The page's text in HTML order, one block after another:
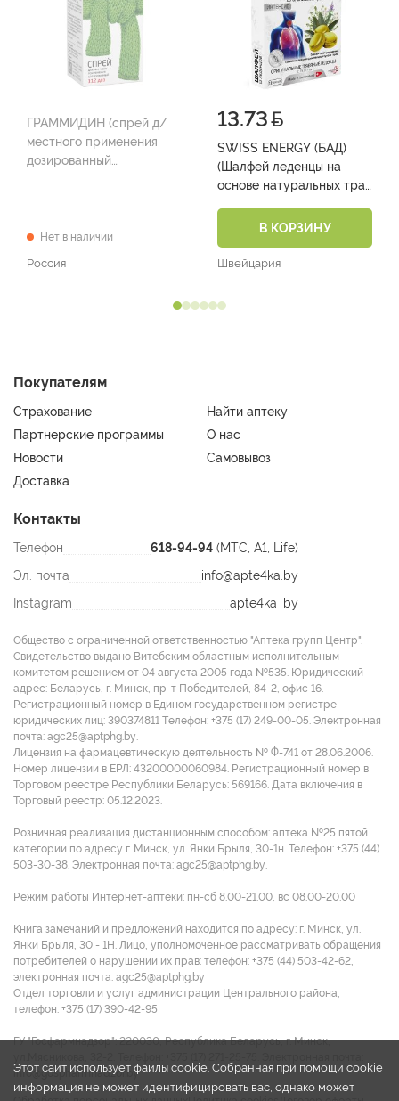
ГРАММИДИН (спрей д/
местного применения
дозированный
Нет в наличии
Россия
13.73
SWISS ENERGY (БАД)
(Шалфей леденцы на
основе натуральных трав
В КОРЗИНУ
Швейцария
Покупателям
Страхование
Найти аптеку
Партнерские программы
О нас
Новости
Самовывоз
Доставка
Контакты
Телефон 618-94-94 (МТС, A1, Life)
Эл. почта
info@apte4ka.by
Instagram
apte4ka_by
Общество с ограниченной ответственностью "Аптека групп Центр".
Свидетельство выдано Витебским областным исполнительным
комитетом решением от 04 августа 2005 года №535. Юридический
адрес: Беларусь, г. Минск, пр-т Победителей, 84-2, офис 16.
Регистрационный номер в Едином государственном регистре
юридических лиц: 390374811 Tелефон: +375 (17) 249-00-05. Электронная
почта: agc25@aptphg.by.
Лицензия на фармацевтическую деятельность № Ф-741 от 28.06.2006.
Номер лицензии в ЕРЛ: 43200000060984. Регистрационный номер в
Торговом реестре Республики Беларусь: 569166. Дата включения в
Торговый реестр: 05.12.2023.
Розничная реализация дистанционным способом: аптека №25 пятой
категории по адресу г. Минск, ул. Янки Брыля, 30-1н. Телефон: +375 (44)
503-30-38. Электронная почта: agc25@aptphg.by.
Режим работы Интернет-аптеки: пн-сб 8.00-21.00, вс 08.00-20.00
Книга замечаний и предложений находится по адресу: г. Минск, ул.
Янки Брыля, 30 - 1Н. Лицо, уполномоченное рассматривать обращения
потребителей о нарушении их прав: телефон: +375 (44) 503-42-62,
электронная почта: agc25@aptphg.by
Отдел торговли и услуг администрации Центрального района,
телефон: +375 (17) 390-42-95
ГУ "Госфармнадзор": 220030, Республика Беларусь, г. Минск,
info@gospharmnadzor.by
Этот сайт использует файлы cookie. Собранная при помощи cookie
информация не может идентифицировать вас, однако может